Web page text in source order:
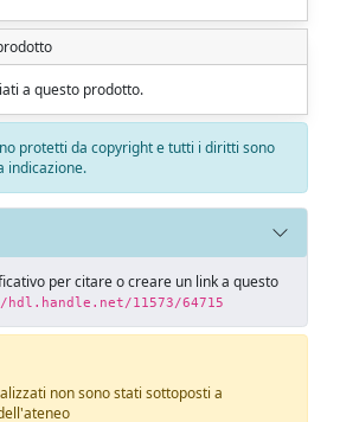
a questo prodotto.
protetti da copyright e tutti i diritti sono
indicazione.
per citare o creare un link a questo
11573/64715
non sono stati sottoposti a